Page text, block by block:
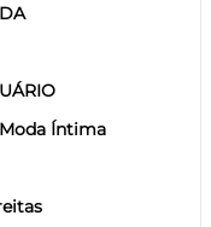
Íntima